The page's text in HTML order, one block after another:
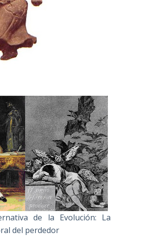
de la Evolución: La
del perdedor